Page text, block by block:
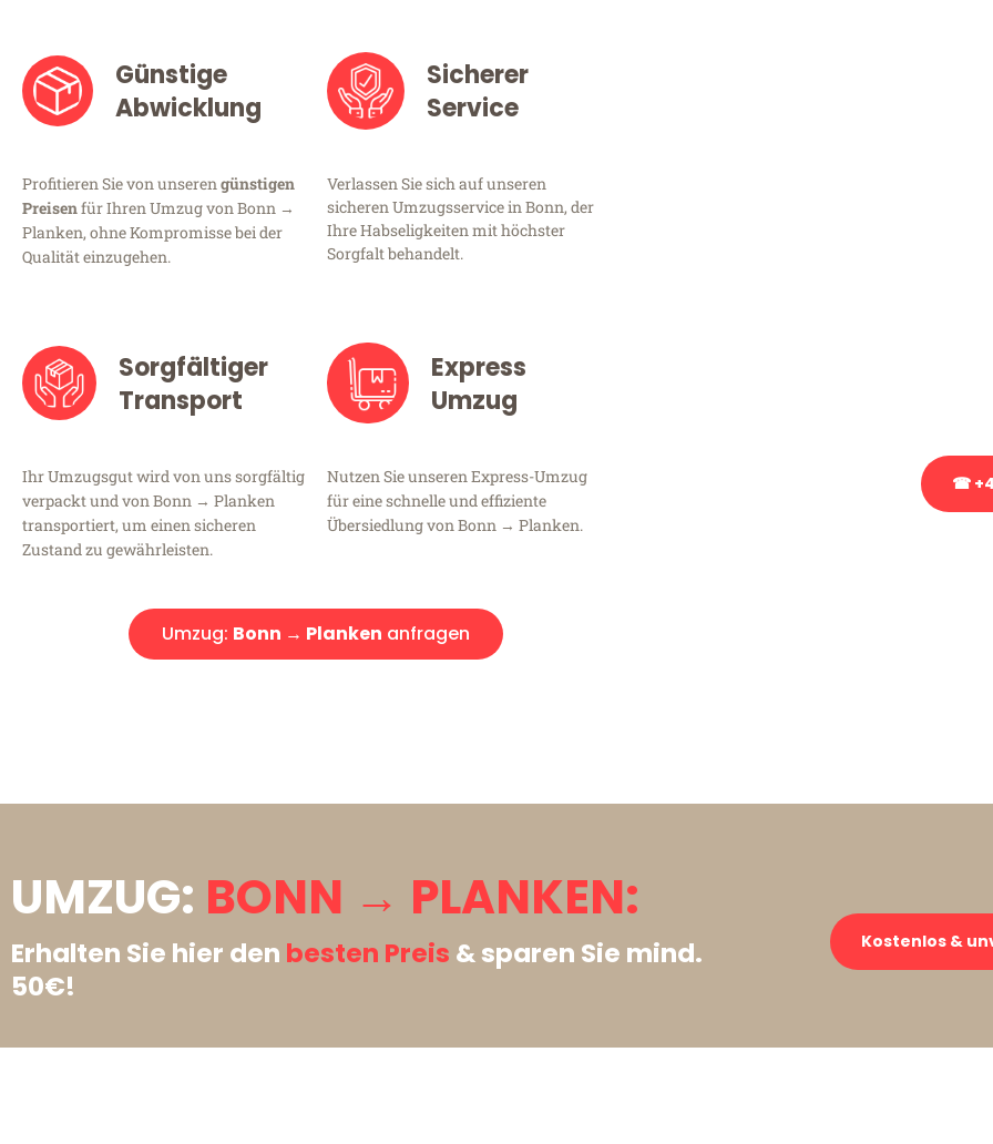
Günstige
Abwicklung
Profitieren Sie von unserengünstigen
Preisenfür Ihren Umzug von Bonn →
Planken, ohne Kompromisse bei der
Qualität einzugehen.
Sicherer
Service
Verlassen Sie sich auf unseren
sicheren Umzugsservice in Bonn, der
Ihre Habseligkeiten mit höchster
Sorgfalt behandelt.
Sorgfältiger
Transport
Ihr Umzugsgut wird von uns sorgfältig
verpackt und von Bonn → Planken
transportiert, um einen sicheren
Zustand zu gewährleisten.
Express
Umzug
Nutzen Sie unseren Express-Umzug
für eine schnelle und effiziente
Übersiedlung von Bonn → Planken.
Umzug: Bonn → Planken anfragen
☎
UMZUG: BONN → PLANKEN:
Erhalten Sie hier den besten Preis & sparen Sie mind.
50€!
Kostenlos &